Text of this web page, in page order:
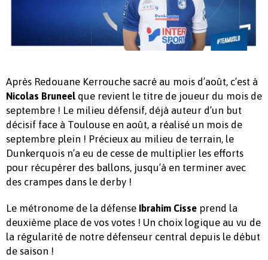
Après Redouane Kerrouche sacré au mois d’août, c’est à
Nicolas Bruneel que revient le titre de joueur du mois de
septembre ! Le milieu défensif, déjà auteur d’un but
décisif face à Toulouse en août, a réalisé un mois de
septembre plein ! Précieux au milieu de terrain, le
Dunkerquois n’a eu de cesse de multiplier les efforts
pour récupérer des ballons, jusqu’à en terminer avec
des crampes dans le derby !
Le métronome de la défense Ibrahim Cisse prend la
deuxième place de vos votes ! Un choix logique au vu de
la régularité de notre défenseur central depuis le début
de saison !